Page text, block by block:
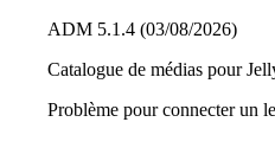
ADM 5.1.4 (03/08/2026)
Catalogue de médias pour
Problème pour connecter un